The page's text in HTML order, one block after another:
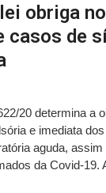
obriga
casos de
20 determina a
e imediata
aguda,
da Covid-19.